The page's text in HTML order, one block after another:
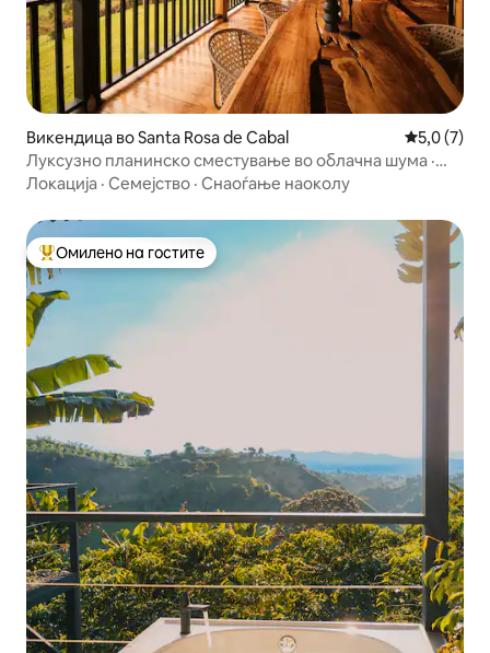
Викендица во Santa Rosa de Cabal Просечна
5,0 (7)
Луксузно планинско сместување во облачна шума ·
Набљудување птици · Река
Локација · Семејство · Снаоѓање наоколу
Меѓу најуспешните „Омилени на гостите“
Омилено на гостите